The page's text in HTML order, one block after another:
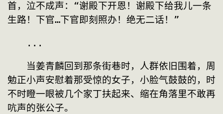
首，泣不成声：“谢殿下开恩！谢殿下给我儿一条
生路！下官…下官即刻照办！绝无二话！”
...
当姜青麟回到那条街巷时，人群依旧围着，周
勉正小声安慰着那受惊的女子，小脸气鼓鼓的，时
不时瞪一眼被几个家丁扶起来、缩在角落里不敢再
吭声的张公子。